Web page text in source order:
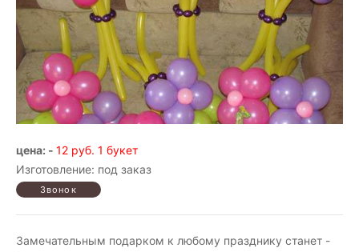
цена: - 12 руб. 1 букет
Изготовление: под заказ
Замечательным подарком к любому празднику станет -